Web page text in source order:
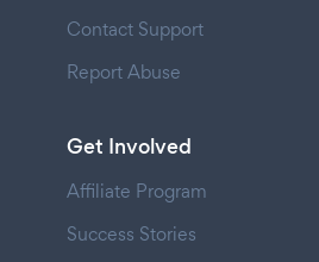
Contact Support
Report Abuse
Get Involved
Affiliate Program
Success Stories